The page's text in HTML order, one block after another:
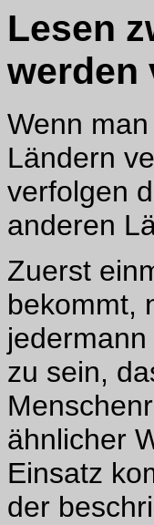
Lesen
werden
Wenn
Ländern
verfolgen
anderen
Zuerst
bekommt,
zu sein,
ähnlicher
Einsatz
der